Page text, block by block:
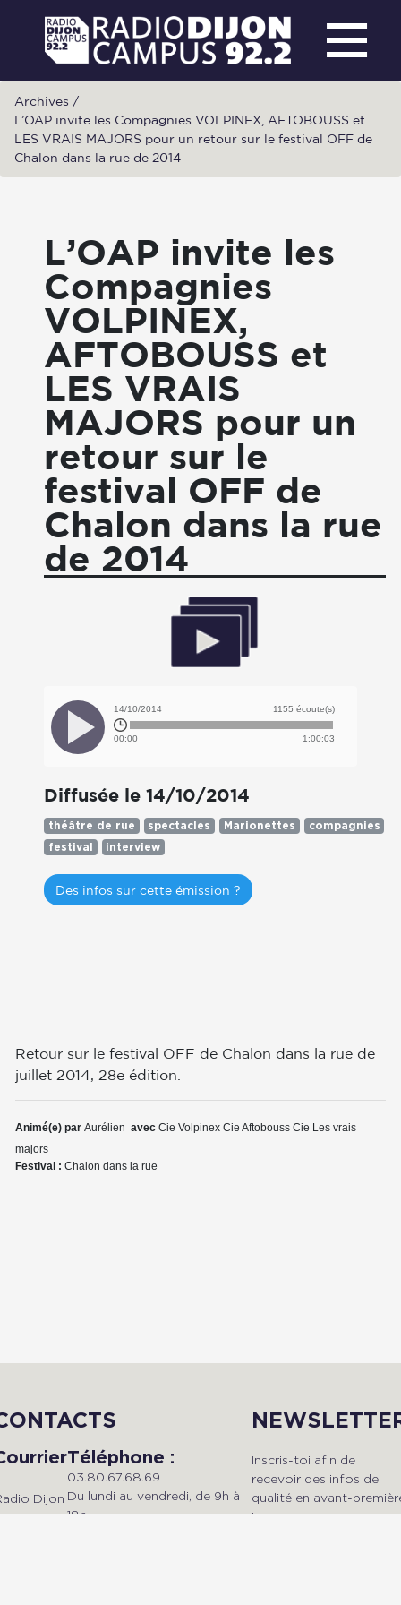
Archives /
L’OAP invite les Compagnies VOLPINEX, AFTOBOUSS et
LES VRAIS MAJORS pour un retour sur le festival OFF de
Chalon dans la rue de 2014
L’OAP invite les
Compagnies
VOLPINEX,
AFTOBOUSS et
LES VRAIS
MAJORS pour un
retour sur le
festival OFF de
Chalon dans la rue
de 2014
14/10/2014 1155 écoute(s)
00:00 1:00:03
Diffusée le 14/10/2014
théâtre de rue spectacles Marionettes
compagnies
festival
interview
Des infos sur cette émission ?
Retour sur le festival OFF de Chalon dans la rue de
juillet 2014, 28e édition.
Animé(e) par Aurélien avec Cie Volpinex Cie Aftobouss Cie Les vrais
majors
Festival : Chalon dans la rue
Dijon
Téléphone :
03.80.67.68.69
Du lundi au vendredi, de 9h à
18h.
Inscris-toi afin de
recevoir des infos de
qualité en avant-
!